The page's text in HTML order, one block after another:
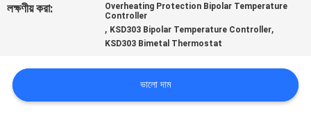
মান
লক্ষণীয় করা:
Overheating Protection Bipolar Temperature
Controller
, KSD303 Bipolar Temperature Controller,
KSD303 Bimetal Thermostat
ভালো দাম